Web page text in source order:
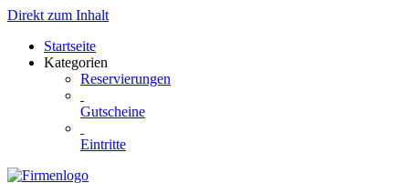
Direkt zum Inhalt
Startseite
Kategorien
Reservierungen
Gutscheine
Eintritte